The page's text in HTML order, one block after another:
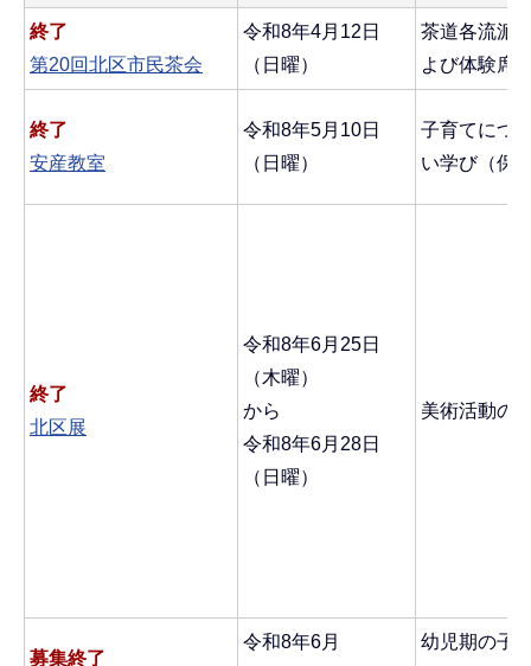
終了
第20回北区市民茶会
令和8年4月12日
（日曜）
茶道各流派
よび体験席
終了
安産教室
令和8年5月10日
（日曜）
子育てにつ
い学び（保
終了
北区展
令和8年6月25日
（木曜）
から
令和8年6月28日
（日曜）
美術活動の
募集終了
令和8年6月
幼児期の子